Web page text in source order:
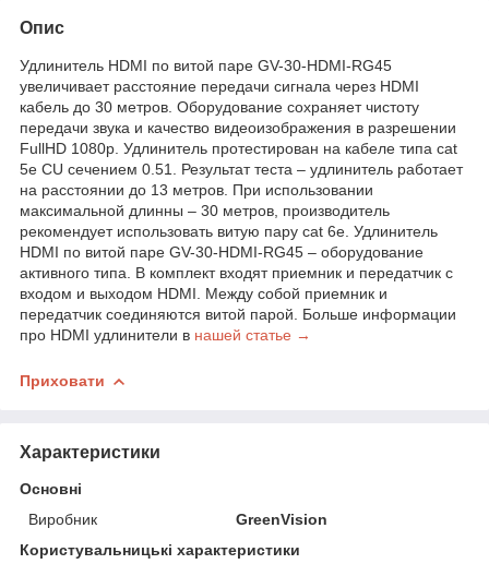
Опис
Удлинитель HDMI по витой паре GV-30-HDMI-RG45
увеличивает расстояние передачи сигнала через HDMI
кабель до 30 метров. Оборудование сохраняет чистоту
передачи звука и качество видеоизображения в разрешении
FullHD 1080р. Удлинитель протестирован на кабеле типа cat
5e CU сечением 0.51. Результат теста – удлинитель работает
на расстоянии до 13 метров. При использовании
максимальной длинны – 30 метров, производитель
рекомендует использовать витую пару cat 6е. Удлинитель
HDMI по витой паре GV-30-HDMI-RG45 – оборудование
активного типа. В комплект входят приемник и передатчик с
входом и выходом HDMI. Между собой приемник и
передатчик соединяются витой парой. Больше информации
про HDMI удлинители в нашей статье →
Приховати
Характеристики
Основні
Виробник
GreenVision
Користувальницькі характеристики